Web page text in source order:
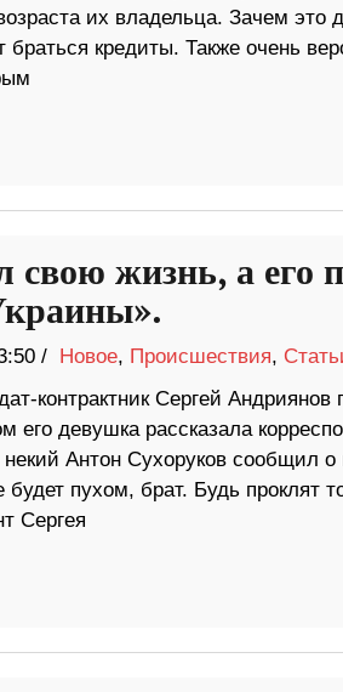
их владельца. Зачем это
кредиты. Также очень
свою жизнь, а его
/ Новое, Происшествия,
контрактник Сергей Андриянов
его девушка рассказала
Антон Сухоруков сообщил о
пухом, брат. Будь проклят
Сергея